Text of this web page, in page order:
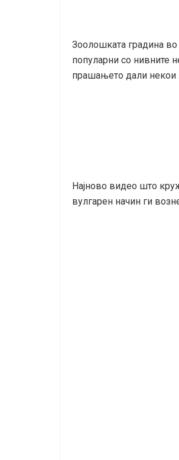
Зоолошката градина во
популарни со нивните
прашањето дали некои
Најново видео што
вулгарен начин ги